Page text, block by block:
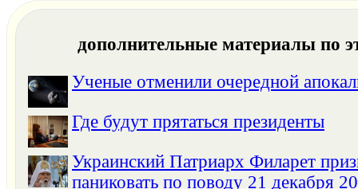
дополнительные материалы по
Ученые отменили очередной
Где будут прятаться президенты
Украинский Патриарх Филарет
паниковать по поводу 21 декабря